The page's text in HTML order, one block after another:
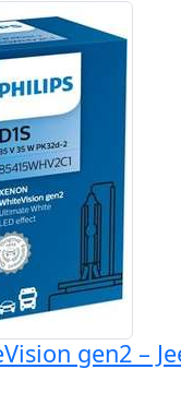
gen2 –